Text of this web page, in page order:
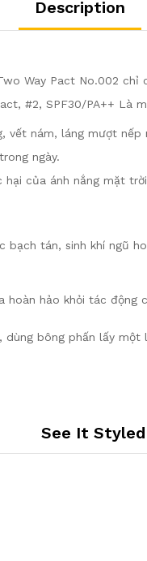
Description
Way Pact No.002
#2, SPF30/PA++
vết nám, láng mượt
ngày.
của ánh nắng mặt
bạch tán, sinh khí ngũ
hoàn hảo khỏi tác
bông phấn lấy
See It